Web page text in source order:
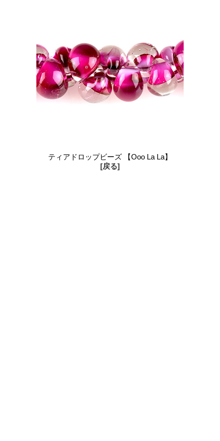
ティアドロップビーズ 【Ooo La La】
[戻る]